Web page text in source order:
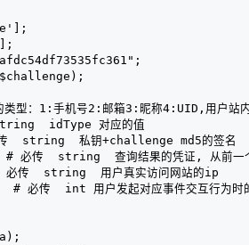
型：1:手机号2:邮箱3:昵称4:UID,用户站
idType 对应的值
string  私钥+challenge md5的签名
传  string  查询结果的凭证, 从前一
传  string  用户真实访问网站的ip
必传  int 用户发起对应事件交互行为时